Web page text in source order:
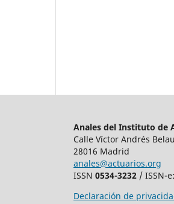
Anales del Instituto de
Calle Víctor Andrés
28016 Madrid
anales@actuarios.org
ISSN 0534-3232 / ISSN-e:
Declaración de